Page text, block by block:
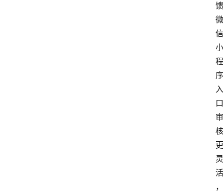
馈
微
信
小
程
序
入
口
审
核
更
灵
活
，